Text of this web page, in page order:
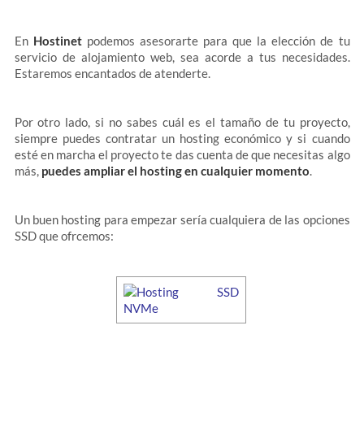
En Hostinetpodemos asesorarte para que la elección de tu
servicio de alojamiento web, sea acorde a tus necesidades.
Estaremos encantados de atenderte.
Por otro lado, si no sabes cuál es el tamaño de tu proyecto,
siempre puedes contratar un hosting económico y si cuando
esté en marcha el proyecto te das cuenta de que necesitas algo
más, puedes ampliar el hosting en cualquier momento
Un buen hosting para empezar sería cualquiera de las opciones
SSD que ofrcemos: